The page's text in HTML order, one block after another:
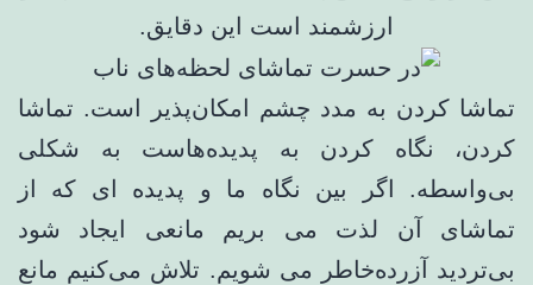
ارزشمند است این دقایق.
تماشا کردن به مدد چشم امکان‌پذیر است. تماشا
کردن، نگاه کردن به پدیده‌هاست به شکلی
بی‌واسطه. اگر بین نگاه ما و پدیده ای که از
تماشای آن لذت می بریم مانعی ایجاد شود
بی‌تردید آزرده‌خاطر می شویم. تلاش می‌کنیم مانع